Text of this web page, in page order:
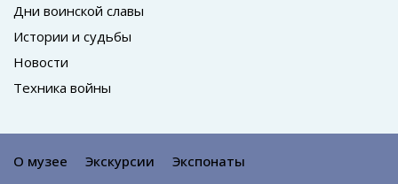
Дни воинской славы
Истории и судьбы
Новости
Техника войны
О музее Экскурсии Экспонаты